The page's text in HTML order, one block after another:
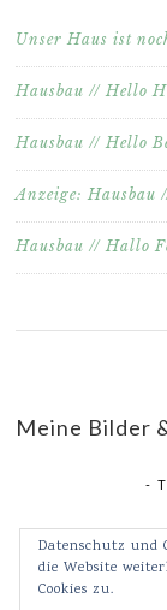
Unser Haus ist
Hausbau // Hello
Hausbau // Hello
Anzeige: Hausbau
Hausbau // Hallo
Meine Bilder
-
Datenschutz und
die Website
Cookies zu.